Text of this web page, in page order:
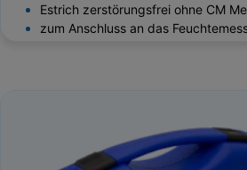
Estrich zerstörungsfrei ohne CM
zum Anschluss an das